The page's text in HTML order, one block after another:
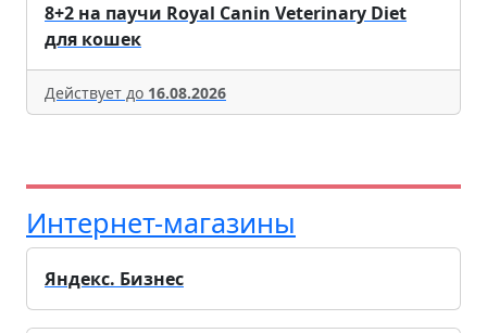
8+2 на паучи Royal Canin Veterinary Diet
для кошек
Действует до 16.08.2026
Интернет-магазины
Яндекс. Бизнес